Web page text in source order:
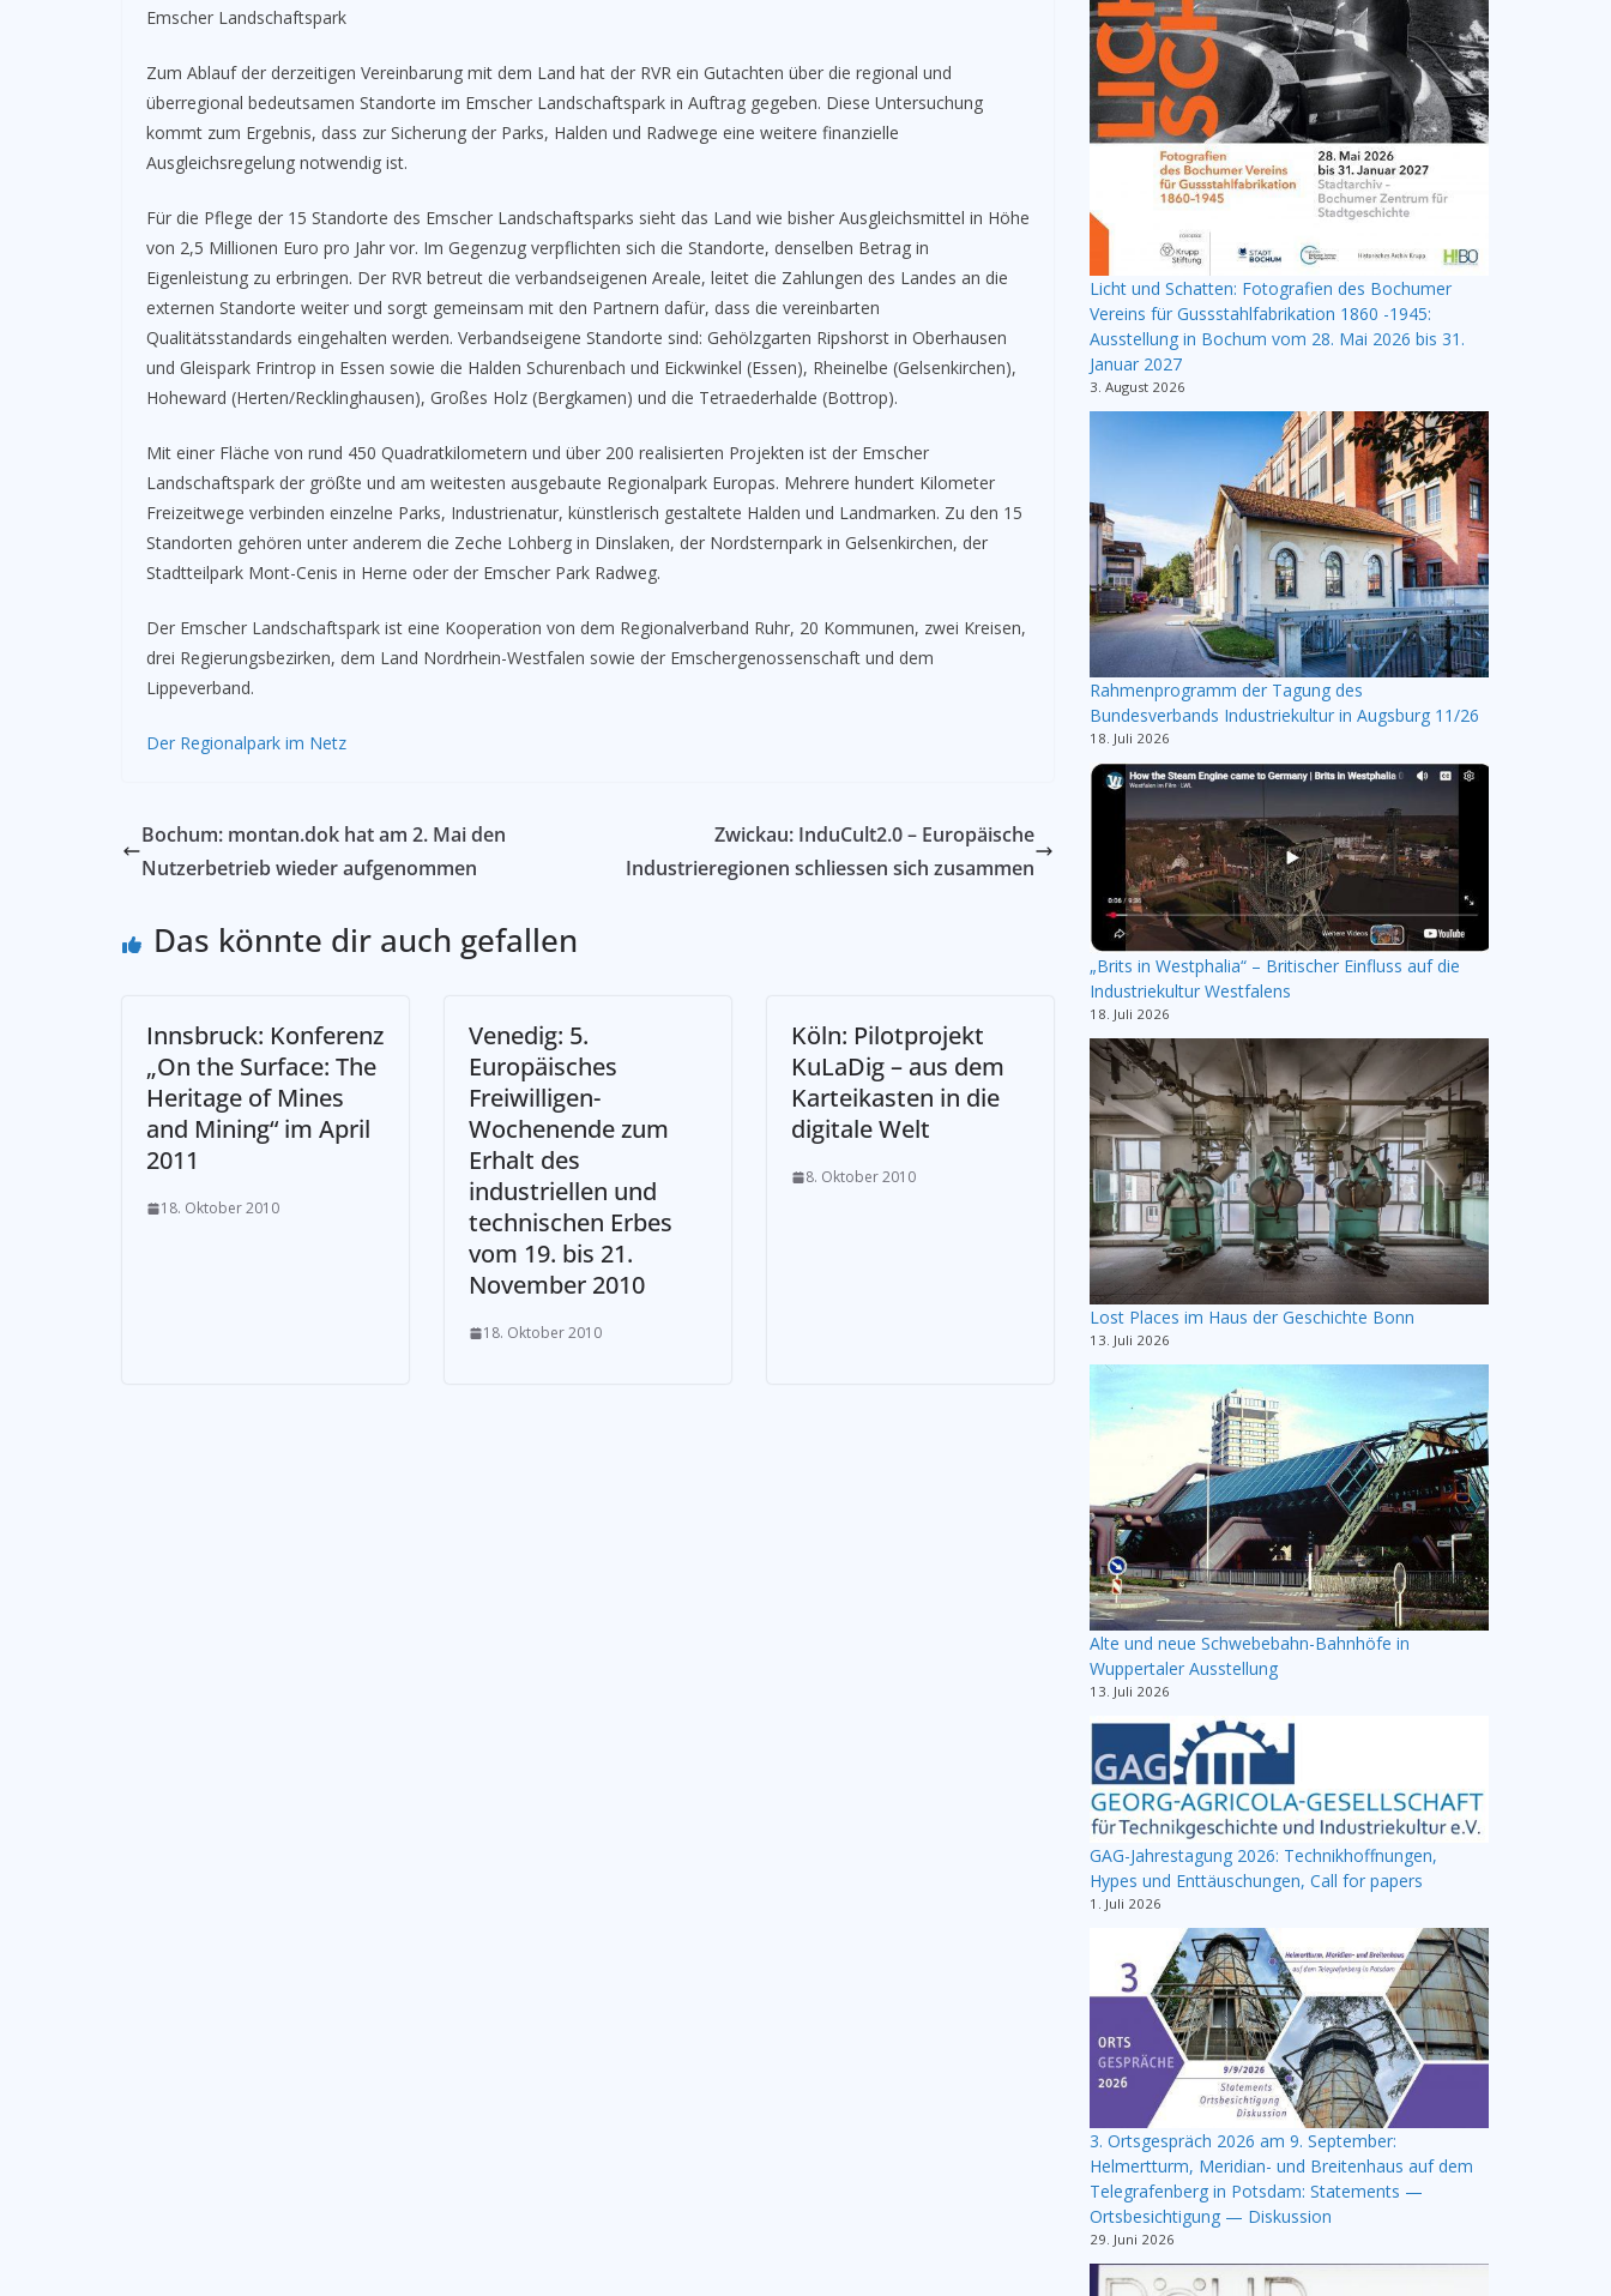
Emscher Landschaftspark
Zum Ablauf der derzeitigen Vereinbarung mit dem Land hat der RVR ein Gutachten über die regional und
überregional bedeutsamen Standorte im Emscher Landschaftspark in Auftrag gegeben. Diese Untersuchung
kommt zum Ergebnis, dass zur Sicherung der Parks, Halden und Radwege eine weitere finanzielle
Ausgleichsregelung notwendig ist.
Für die Pflege der 15 Standorte des Emscher Landschaftsparks sieht das Land wie bisher Ausgleichsmittel in Höhe
von 2,5 Millionen Euro pro Jahr vor. Im Gegenzug verpflichten sich die Standorte, denselben Betrag in
Eigenleistung zu erbringen. Der RVR betreut die verbandseigenen Areale, leitet die Zahlungen des Landes an die
externen Standorte weiter und sorgt gemeinsam mit den Partnern dafür, dass die vereinbarten
Qualitätsstandards eingehalten werden. Verbandseigene Standorte sind: Gehölzgarten Ripshorst in Oberhausen
und Gleispark Frintrop in Essen sowie die Halden Schurenbach und Eickwinkel (Essen), Rheinelbe (Gelsenkirchen),
Hoheward (Herten/Recklinghausen), Großes Holz (Bergkamen) und die Tetraederhalde (Bottrop).
Mit einer Fläche von rund 450 Quadratkilometern und über 200 realisierten Projekten ist der Emscher
Landschaftspark der größte und am weitesten ausgebaute Regionalpark Europas. Mehrere hundert Kilometer
Freizeitwege verbinden einzelne Parks, Industrienatur, künstlerisch gestaltete Halden und Landmarken. Zu den 15
Standorten gehören unter anderem die Zeche Lohberg in Dinslaken, der Nordsternpark in Gelsenkirchen, der
Stadtteilpark Mont-Cenis in Herne oder der Emscher Park Radweg.
Der Emscher Landschaftspark ist eine Kooperation von dem Regionalverband Ruhr, 20 Kommunen, zwei Kreisen,
drei Regierungsbezirken, dem Land Nordrhein-Westfalen sowie der Emschergenossenschaft und dem
Lippeverband.
Der Regionalpark im Netz
Bochum: montan.dok hat am 2. Mai den
Nutzerbetrieb wieder aufgenommen
Zwickau: InduCult2.0 – Europäische
Industrieregionen schliessen sich zusammen
Das könnte dir auch gefallen
Innsbruck: Konferenz
„On the Surface: The
Heritage of Mines
and Mining“ im April
2011
18. Oktober 2010
Venedig: 5.
Europäisches
Freiwilligen-
Wochenende zum
Erhalt des
industriellen und
technischen Erbes
vom 19. bis 21.
November 2010
18. Oktober 2010
­Köln: Pilotprojekt
KuLaDig – aus dem
Karteikasten in die
digitale Welt
8. Oktober 2010
Licht und Schatten: Fotografien des Bochumer
Vereins für Gussstahlfabrikation 1860 -1945:
Ausstellung in Bochum vom 28. Mai 2026 bis 31.
Januar 2027
3. August 2026
Rahmenprogramm der Tagung des
Bundesverbands Industriekultur in Augsburg 11/26
18. Juli 2026
„Brits in Westphalia“ – Britischer Einfluss auf die
Industriekultur Westfalens
18. Juli 2026
Lost Places im Haus der Geschichte Bonn
13. Juli 2026
Alte und neue Schwebebahn-Bahnhöfe in
Wuppertaler Ausstellung
13. Juli 2026
GAG-Jahrestagung 2026: Technikhoffnungen,
Hypes und Enttäuschungen, Call for papers
1. Juli 2026
3. Ortsgespräch 2026 am 9. September:
Helmertturm, Meridian- und Breitenhaus auf dem
Telegrafenberg in Potsdam: Statements —
Ortsbesichtigung — Diskussion
29. Juni 2026